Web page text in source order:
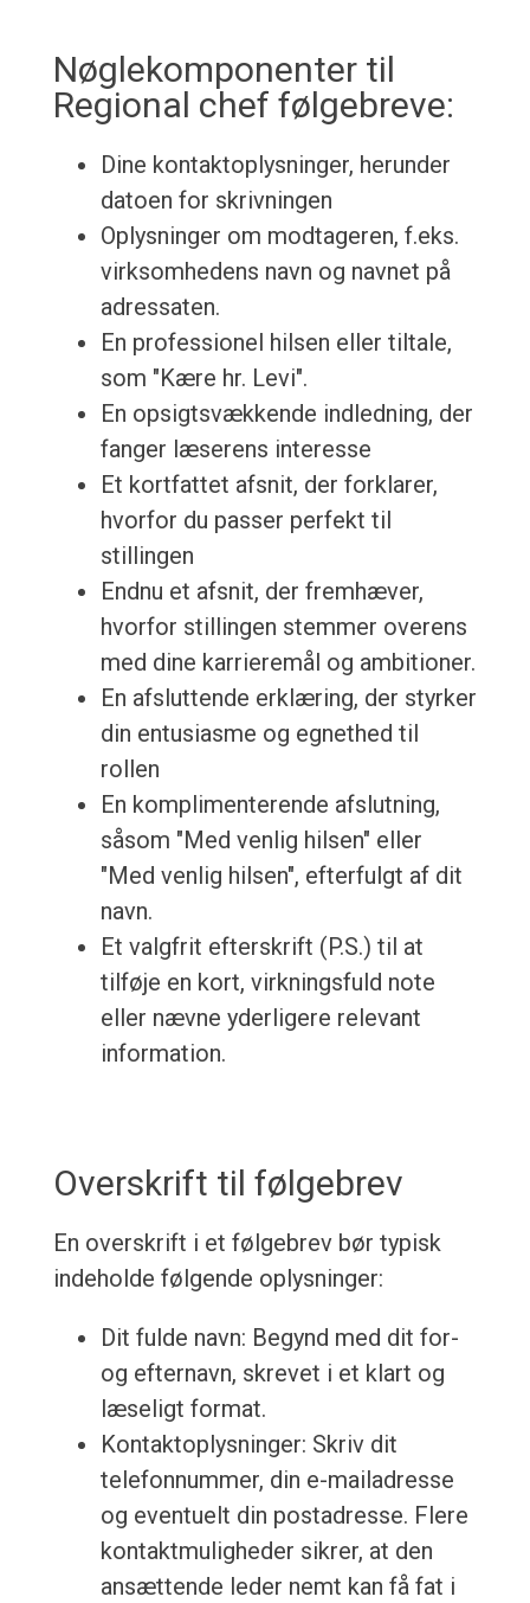
Nøglekomponenter til
Regional chef følgebreve:
Dine kontaktoplysninger, herunder
datoen for skrivningen
Oplysninger om modtageren, f.eks.
virksomhedens navn og navnet på
adressaten.
En professionel hilsen eller tiltale,
som "Kære hr. Levi".
En opsigtsvækkende indledning, der
fanger læserens interesse
Et kortfattet afsnit, der forklarer,
hvorfor du passer perfekt til
stillingen
Endnu et afsnit, der fremhæver,
hvorfor stillingen stemmer overens
med dine karrieremål og ambitioner.
En afsluttende erklæring, der styrker
din entusiasme og egnethed til
rollen
En komplimenterende afslutning,
såsom "Med venlig hilsen" eller
"Med venlig hilsen", efterfulgt af dit
navn.
Et valgfrit efterskrift (P.S.) til at
tilføje en kort, virkningsfuld note
eller nævne yderligere relevant
information.
Overskrift til følgebrev
En overskrift i et følgebrev bør typisk
indeholde følgende oplysninger:
Dit fulde navn: Begynd med dit for-
og efternavn, skrevet i et klart og
læseligt format.
Kontaktoplysninger: Skriv dit
telefonnummer, din e-mailadresse
og eventuelt din postadresse. Flere
kontaktmuligheder sikrer, at den
ansættende leder nemt kan få fat i